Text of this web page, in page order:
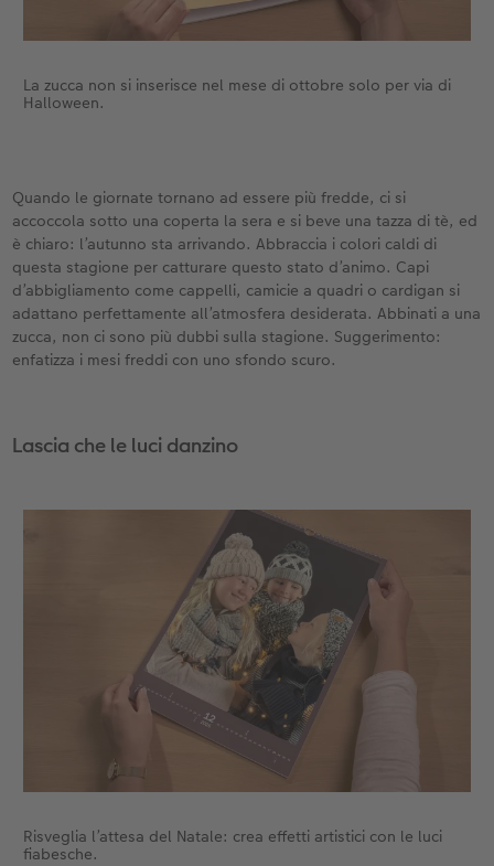
La zucca non si inserisce nel mese di ottobre solo per via di
Halloween.
Quando le giornate tornano ad essere più fredde, ci si
accoccola sotto una coperta la sera e si beve una tazza di tè, ed
è chiaro: l’autunno sta arrivando. Abbraccia i colori caldi di
questa stagione per catturare questo stato d’animo. Capi
d’abbigliamento come cappelli, camicie a quadri o cardigan si
adattano perfettamente all’atmosfera desiderata. Abbinati a una
zucca, non ci sono più dubbi sulla stagione. Suggerimento:
enfatizza i mesi freddi con uno sfondo scuro.
Lascia che le luci danzino
Risveglia l’attesa del Natale: crea effetti artistici con le luci
fiabesche.